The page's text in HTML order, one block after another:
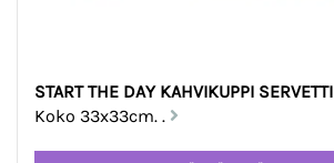
START THE DAY KAHVIKUPPI SERVETTI
Koko 33x33cm. .